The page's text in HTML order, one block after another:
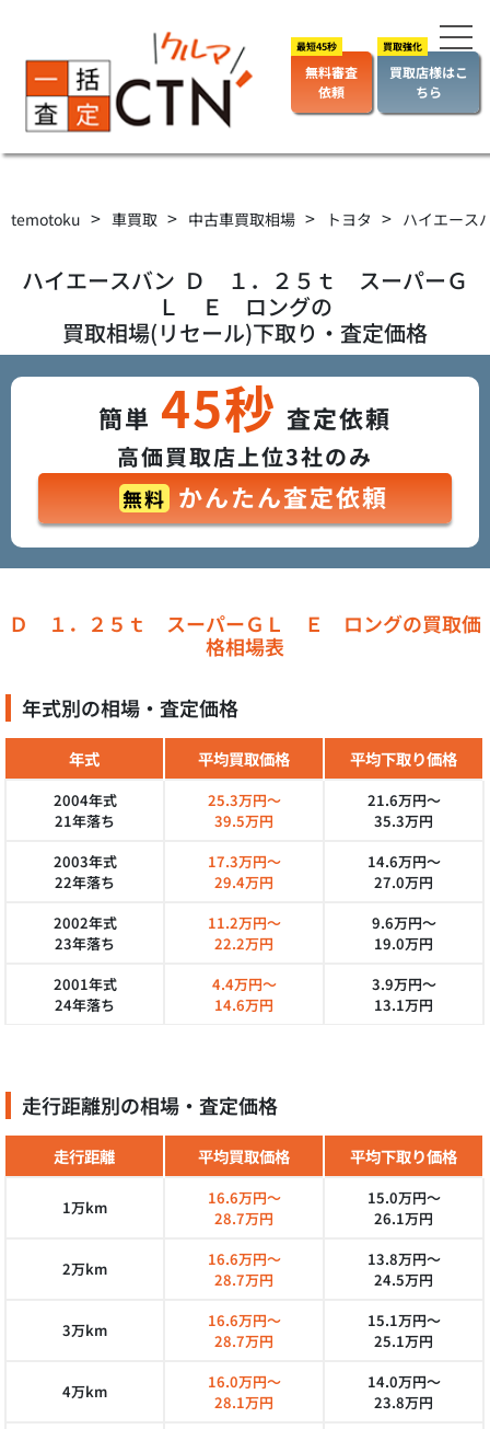
無料審査
依頼
買取店様はこ
ちら
temotoku > 車買取 > 中古車買取相場 > トヨタ > ハイエース
ハイエースバン Ｄ １．２５ｔ スーパーＧ
Ｌ Ｅ ロングの
買取相場(リセール)下取り・査定価格
簡単 45秒 査定依頼
高価買取店上位3社のみ
無料 かんたん査定依頼
Ｄ １．２５ｔ スーパーＧＬ Ｅ ロングの買取価
格相場表
年式別の相場・査定価格
年式 平均買取価格 平均下取り価格
2004年式
21年落ち
25.3万円～
39.5万円
21.6万円～
35.3万円
2003年式
22年落ち
17.3万円～
29.4万円
14.6万円～
27.0万円
2002年式
23年落ち
11.2万円～
22.2万円
9.6万円～
19.0万円
2001年式
24年落ち
4.4万円～
14.6万円
3.9万円～
13.1万円
走行距離別の相場・査定価格
走行距離 平均買取価格 平均下取り価格
1万km
16.6万円～
28.7万円
15.0万円～
26.1万円
2万km
16.6万円～
28.7万円
13.8万円～
24.5万円
3万km
16.6万円～
28.7万円
15.1万円～
25.1万円
4万km
16.0万円～
28.1万円
14.0万円～
23.8万円